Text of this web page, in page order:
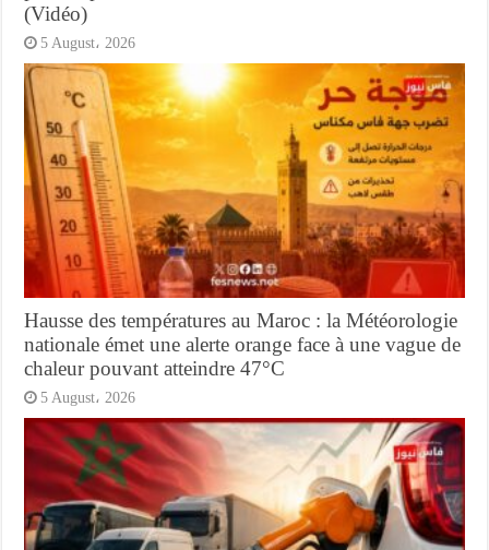
(Vidéo)
5 August، 2026
Hausse des températures au Maroc : la Météorologie
nationale émet une alerte orange face à une vague de
chaleur pouvant atteindre 47°C
5 August، 2026